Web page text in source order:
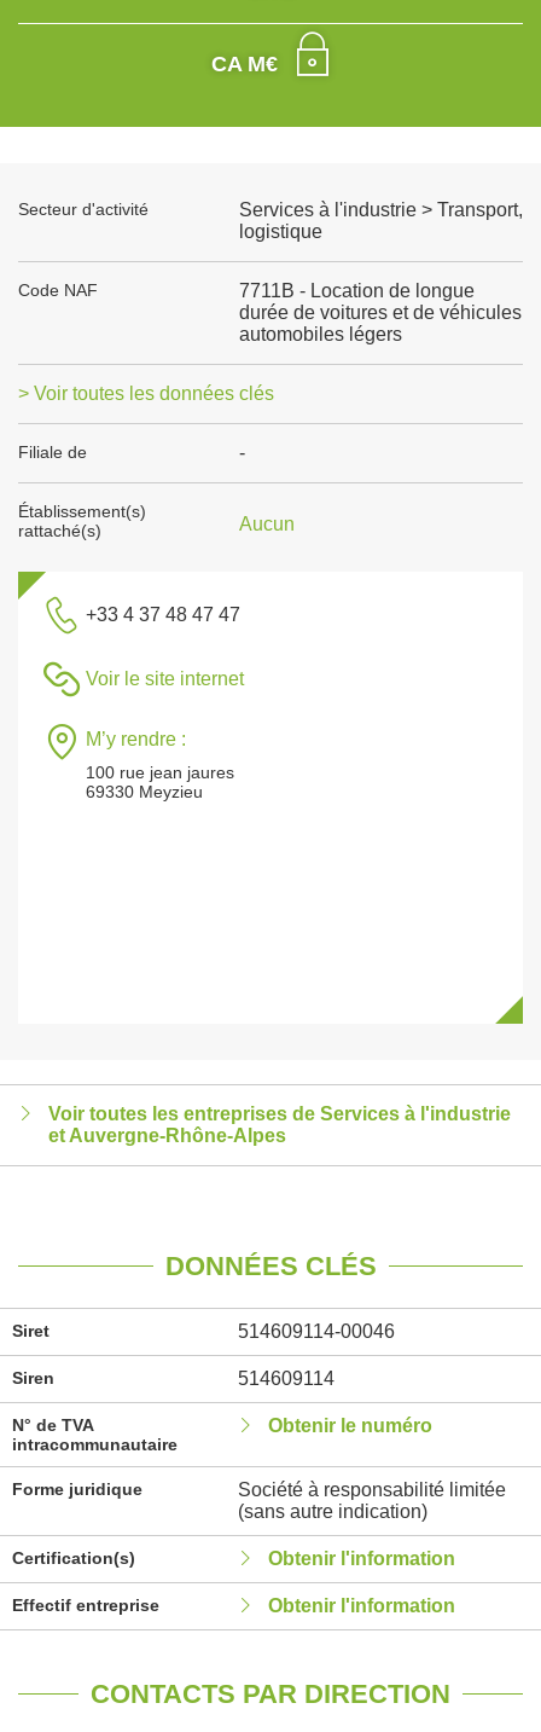
CA M€
Secteur d'activité
Services à l'industrie > Transport,
logistique
Code NAF
7711B - Location de longue
durée de voitures et de véhicules
automobiles légers
> Voir toutes les données clés
Filiale de -
Établissement(s)
rattaché(s)
Aucun
+33 4 37 48 47 47
Voir le site internet
M’y rendre :
100 rue jean jaures
69330 Meyzieu
Voir toutes les entreprises de Services à l'industrie
et Auvergne-Rhône-Alpes
DONNÉES CLÉS
Siret 514609114-00046
Siren 514609114
N° de TVA
intracommunautaire
Obtenir le numéro
Forme juridique
Société à responsabilité limitée
(sans autre indication)
Certification(s) Obtenir l'information
Effectif entreprise Obtenir l'information
CONTACTS PAR DIRECTION